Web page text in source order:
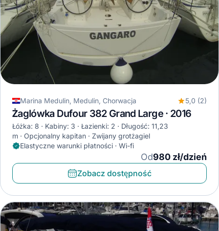
Marina Medulin, Medulin, Chorwacja 5,0 (2)
Żaglówka Dufour 382 Grand Large · 2016
Łóżka: 8 Kabiny: 3 Łazienki: 2
Długość: 11,23
m
Opcjonalny kapitan
Zwijany grotżagiel
Elastyczne warunki płatności · Wi-fi
Od980 zł/dzień
Zobacz dostępność